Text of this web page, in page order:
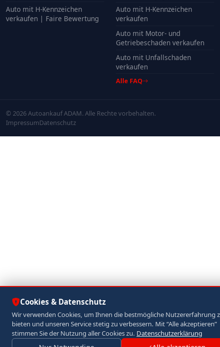
Auto mit H-Kennzeichen
verkaufen | Faire Bewertung
Auto mit H-Kennzeichen
verkaufen
Auto mit Motor- und
Getriebeschaden verkaufen
Auto mit Unfallschaden
verkaufen
Alle FAQ
© 2026 Autoankauf ADAM. Alle Rechte vorbehalten.
ImpressumDatenschutz
Cookies & Datenschutz
Wir verwenden Cookies, um Ihnen die bestmögliche Nutzererfahrung
bieten und unseren Service stetig zu verbessern. Mit “Alle akzeptieren”
stimmen Sie der Nutzung aller Cookies zu. Datenschutzerklärung